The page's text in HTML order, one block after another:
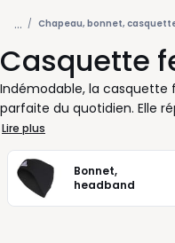
derniers
articles
consultés
... Chapeau, bonnet,
Casquette
Indémodable, la casquette
parfaite du quotidien. Elle
en ajoutant une touche
toutes circonstances, elle
affirme votre style sans
une promenade en ville ou
s’adapte à votre rythme
Lire plus
Bonnet,
headband